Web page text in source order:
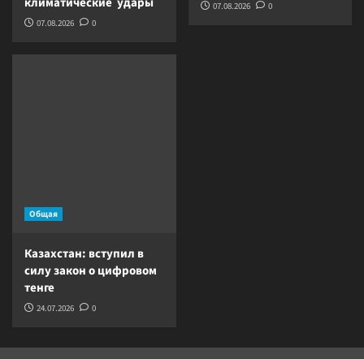
07.08.2026 0
07.08.2026 0
Общая
Казахстан: вступил в
силу закон о цифровом
тенге
24.07.2026 0